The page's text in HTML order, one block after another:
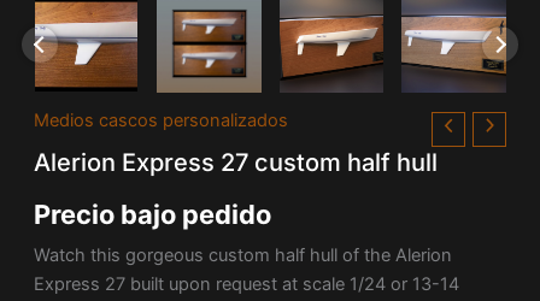
Medios cascos personalizados
Alerion Express 27 custom half hull
Precio bajo pedido
Watch this gorgeous custom half hull of the Alerion
Express 27 built upon request at scale 1/24 or 13-14